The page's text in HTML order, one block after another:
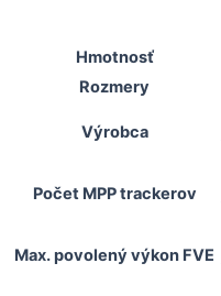
Hmotnosť
Rozmery
Výrobca
Počet MPP trackerov
Max. povolený výkon FVE